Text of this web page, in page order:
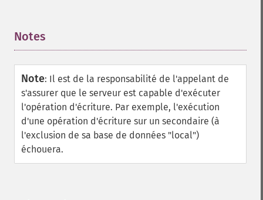
Notes
Note: Il est de la responsabilité de l'appelant de
s'assurer que le serveur est capable d'exécuter
l'opération d'écriture. Par exemple, l'exécution
d'une opération d'écriture sur un secondaire (à
l'exclusion de sa base de données "local")
échouera.